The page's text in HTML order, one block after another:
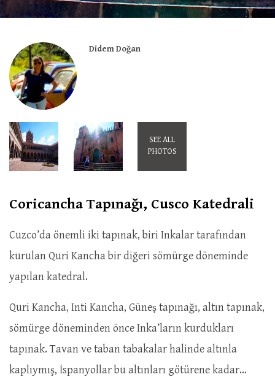
Didem Doğan
SEE ALL
PHOTOS
Coricancha Tapınağı, Cusco Katedrali
Cuzco’da önemli iki tapınak, biri Inkalar tarafından
kurulan Quri Kancha bir diğeri sömürge döneminde
yapılan katedral.
Quri Kancha, Inti Kancha, Güneş tapınağı, altın tapınak,
sömürge döneminden önce Inka’ların kurdukları
tapınak. Tavan ve taban tabakalar halinde altınla
kaplıymış, İspanyollar bu altınları götürene kadar…